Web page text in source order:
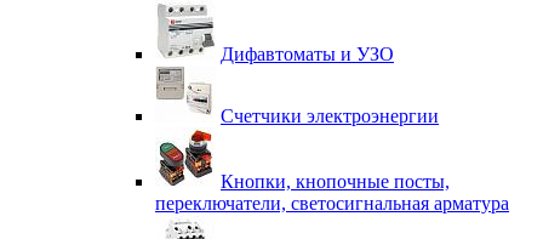
Дифавтоматы и УЗО
Счетчики электроэнергии
Кнопки, кнопочные посты,
переключатели, светосигнальная арматура